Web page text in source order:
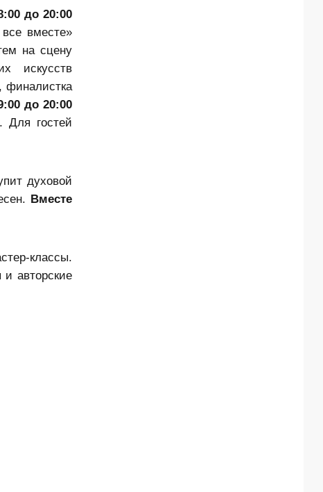
до 20:00
вместе»
на сцену
искусств
финалистка
до 20:00
Для гостей
духовой
Вместе
классы.
и авторские